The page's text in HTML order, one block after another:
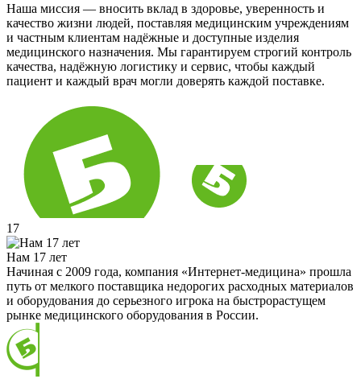
Наша миссия — вносить вклад в здоровье, уверенность и
качество жизни людей, поставляя медицинским учреждениям
и частным клиентам надёжные и доступные изделия
медицинского назначения. Мы гарантируем строгий контроль
качества, надёжную логистику и сервис, чтобы каждый
пациент и каждый врач могли доверять каждой поставке.
17
Нам 17 лет
Начиная с 2009 года, компания «Интернет-медицина» прошла
путь от мелкого поставщика недорогих расходных материалов
и оборудования до серьезного игрока на быстрорастущем
рынке медицинского оборудования в России.